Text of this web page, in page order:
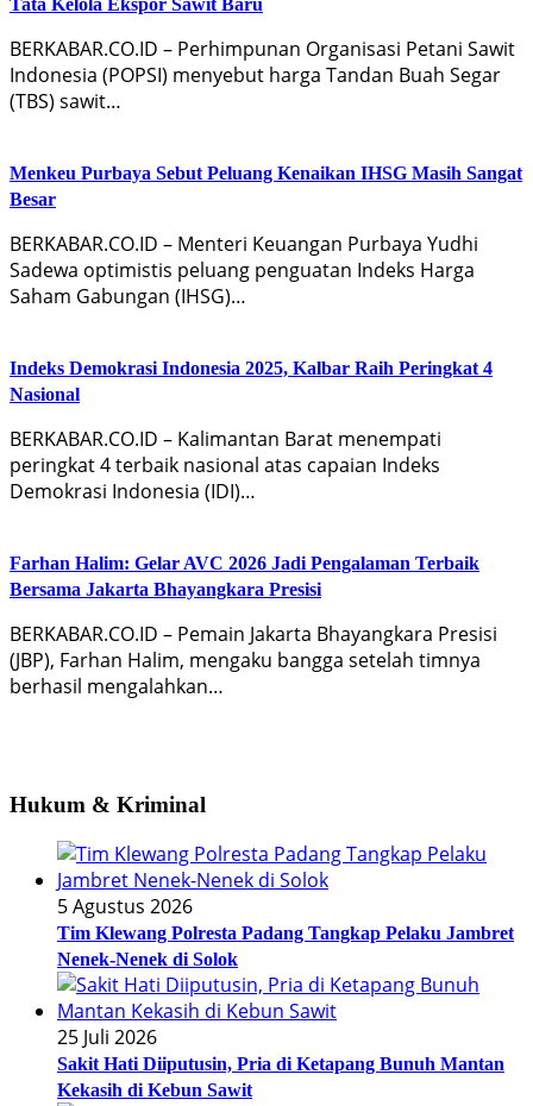
BERKABAR.CO.ID – Perhimpunan Organisasi Petani Sawit
Indonesia (POPSI) menyebut harga Tandan Buah Segar
(TBS) sawit…
Menkeu Purbaya Sebut Peluang Kenaikan IHSG Masih Sangat
Besar
BERKABAR.CO.ID – Menteri Keuangan Purbaya Yudhi
Sadewa optimistis peluang penguatan Indeks Harga
Saham Gabungan (IHSG)…
Indeks Demokrasi Indonesia 2025, Kalbar Raih Peringkat 4
Nasional
BERKABAR.CO.ID – Kalimantan Barat menempati
peringkat 4 terbaik nasional atas capaian Indeks
Demokrasi Indonesia (IDI)…
Farhan Halim: Gelar AVC 2026 Jadi Pengalaman Terbaik
Bersama Jakarta Bhayangkara Presisi
BERKABAR.CO.ID – Pemain Jakarta Bhayangkara Presisi
(JBP), Farhan Halim, mengaku bangga setelah timnya
berhasil mengalahkan…
Hukum & Kriminal
5 Agustus 2026
Tim Klewang Polresta Padang Tangkap Pelaku Jambret
Nenek-Nenek di Solok
25 Juli 2026
Sakit Hati Diiputusin, Pria di Ketapang Bunuh Mantan
Kekasih di Kebun Sawit